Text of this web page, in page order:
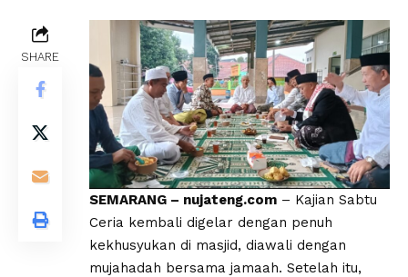
SHARE
SEMARANG – nujateng.com – Kajian Sabtu
Ceria kembali digelar dengan penuh
kekhusyukan di masjid, diawali dengan
mujahadah bersama jamaah. Setelah itu,